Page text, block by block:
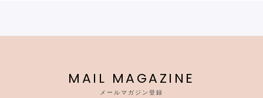
MAIL MAGAZINE
メールマガジン登録